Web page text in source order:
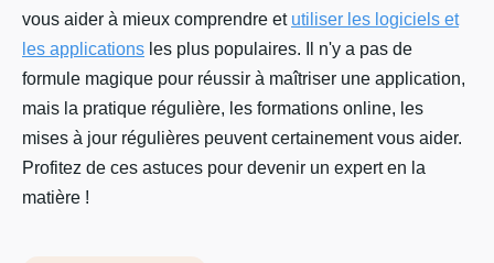
vous aider à mieux comprendre et utiliser les logiciels et
les applications les plus populaires. Il n'y a pas de
formule magique pour réussir à maîtriser une application,
mais la pratique régulière, les formations online, les
mises à jour régulières peuvent certainement vous aider.
Profitez de ces astuces pour devenir un expert en la
matière !